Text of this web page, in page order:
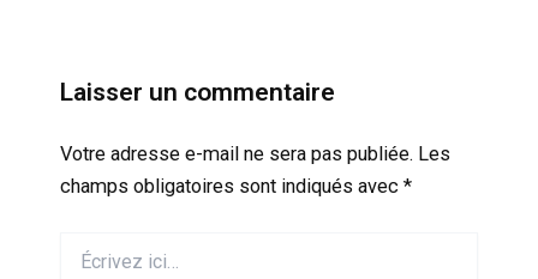
Laisser un commentaire
Votre adresse e-mail ne sera pas publiée. Les
champs obligatoires sont indiqués avec *
ici…